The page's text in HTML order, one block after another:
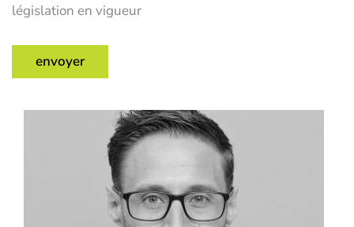
législation en vigueur
envoyer